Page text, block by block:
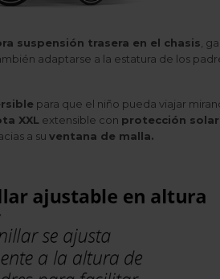
suspensión trasera en el chasis,
adaptarse a la estatura de los
para que el niño pueda viajar
XXL extensible con protección solar
a su ventana de malla.